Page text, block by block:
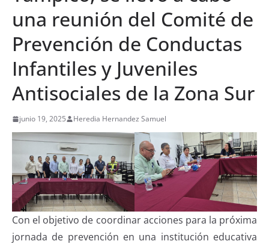
una reunión del Comité de
Prevención de Conductas
Infantiles y Juveniles
Antisociales de la Zona Sur
junio 19, 2025 Heredia Hernandez Samuel
Con el objetivo de coordinar acciones para la próxima
jornada de prevención en una institución educativa